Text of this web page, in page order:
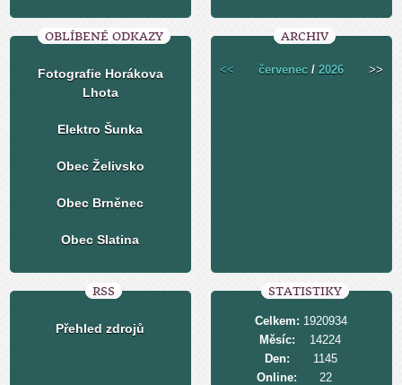
OBLÍBENÉ ODKAZY
Fotografie Horákova
Lhota
Elektro Šunka
Obec Želivsko
Obec Brněnec
Obec Slatina
ARCHIV
<< červenec /2026 >>
RSS
Přehled zdrojů
STATISTIKY
Online: 22
Celkem: 1920934
Měsíc:
14224
Den:
1145